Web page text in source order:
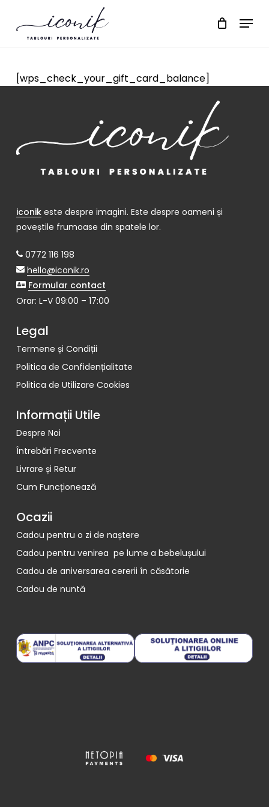
Menu
Coș de Cumpărături Close
Nu sunt produse în
[wps_check_your_gift_card_balance]
iconikeste despre imagini. Este despre oameni și
poveștile frumoase din spatele lor.
0772 116 198
hello@iconik.ro
Formular contact
Orar: L-V 09:00 – 17:00
Legal
Termene și Condiții
Politica de Confidențialitate
Politica de Utilizare Cookies
Informații Utile
Despre Noi
Întrebări Frecvente
Livrare și Retur
Cum Funcționează
Ocazii
Cadou pentru o zi de naștere
Cadou pentru venirea pe lume a bebelușului
Cadou de aniversarea cererii în căsătorie
Cadou de nuntă